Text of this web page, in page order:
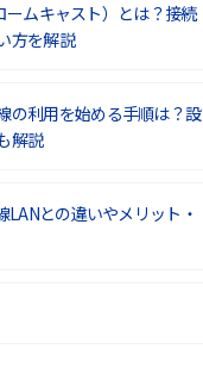
ムキャスト）とは？接続
方を解説
の利用を始める手順は？設
解説
LANとの違いやメリット・